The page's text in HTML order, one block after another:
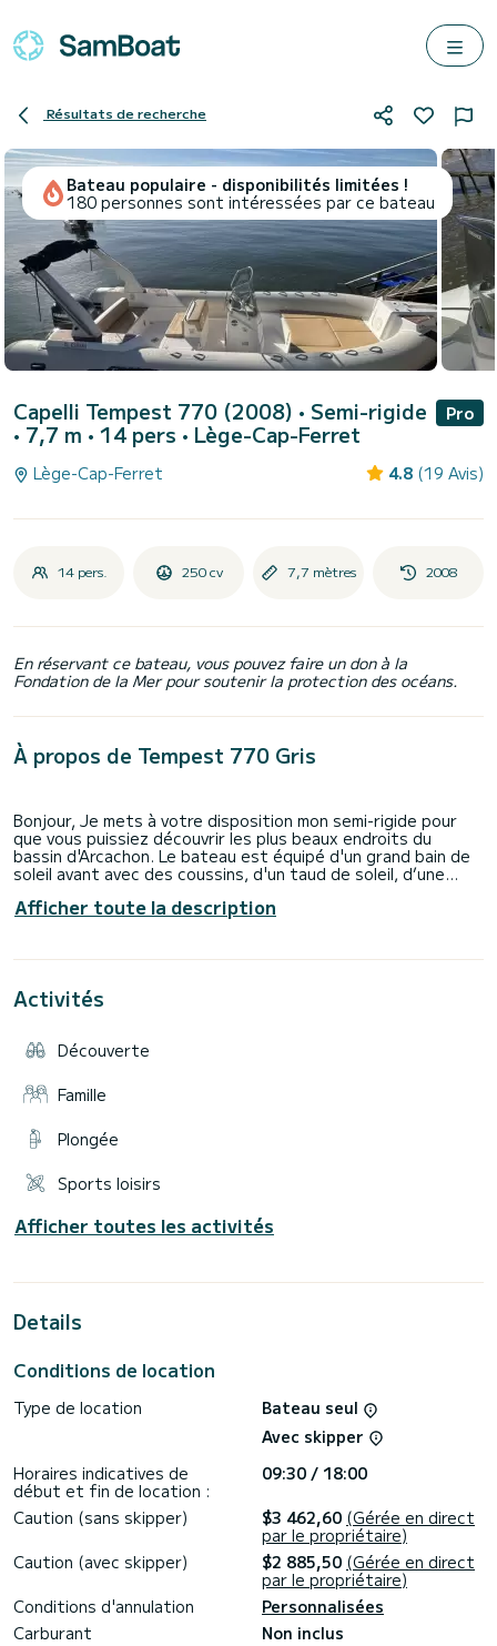
Résultats de recherche
Bateau populaire - disponibilités limitées !
180 personnes sont intéressées par ce bateau
Capelli Tempest 770 (2008) • Semi-rigide
• 7,7 m • 14 pers • Lège-Cap-Ferret
Pro
Lège-Cap-Ferret 4.8 (19 Avis)
14 pers. 250 cv 7,7 mètres 2008
En réservant ce bateau, vous pouvez faire un don à la
Fondation de la Mer pour soutenir la protection des océans.
À propos de Tempest 770 Gris
Bonjour, Je mets à votre disposition mon semi-rigide pour
que vous puissiez découvrir les plus beaux endroits du
bassin d'Arcachon. Le bateau est équipé d'un grand bain de
soleil avant avec des coussins, d'un taud de soleil, d’une
wakeboard. → Départ possible à toute heure. → Forfait
directement le carburant pour éviter les files d'attente à la
maximum de vos journées. → Possibilité de location
SamBoat afin d'accéder à l'ensemble de mes annonces sur le
Afficher toute la description
Activités
Découverte
Famille
Plongée
Sports loisirs
Afficher toutes les activités
Details
Conditions de location
Type de location
Bateau seul
Avec skipper
Horaires indicatives de
début et fin de location :
09:30 / 18:00
Caution (sans skipper)
$3 462,60 (Gérée en direct
par le propriétaire)
Caution (avec skipper)
$2 885,50 (Gérée en direct
par le propriétaire)
Conditions d'annulation
Personnalisées
Carburant
Non inclus